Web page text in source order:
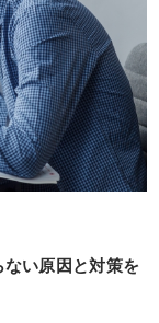
い原因と対策を